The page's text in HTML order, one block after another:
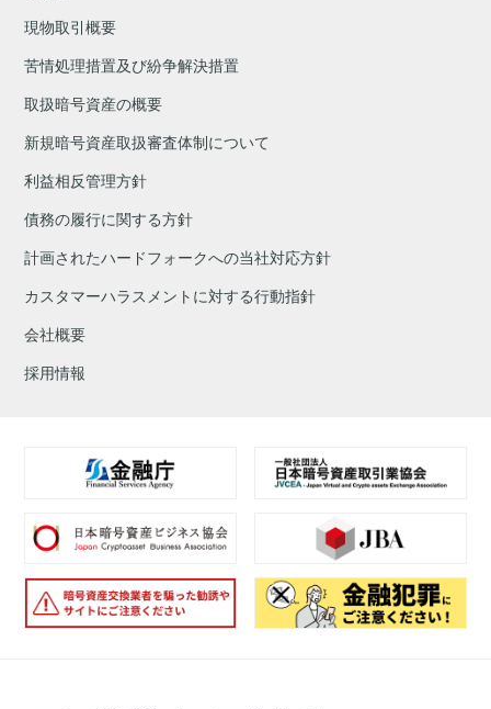
現物取引概要
苦情処理措置及び紛争解決措置
取扱暗号資産の概要
新規暗号資産取扱審査体制について
利益相反管理方針
債務の履行に関する方針
計画されたハードフォークへの当社対応方針
カスタマーハラスメントに対する行動指針
会社概要
採用情報